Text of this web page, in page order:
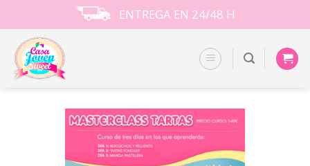
to
content
ENTREGA EN 24/48 H